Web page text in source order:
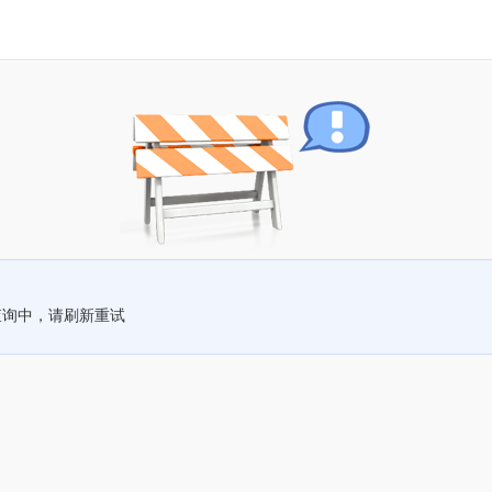
中，请刷新重试